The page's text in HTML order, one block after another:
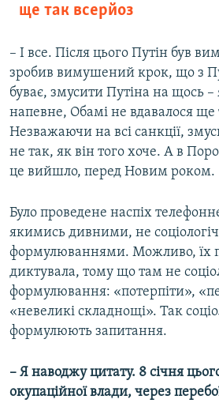
ще так всерйоз
– І все. Після цього Путін був
зробив вимушений крок, що з
буває, змусити Путіна на щось –
напевне, Обамі не вдавалося ще
Незважаючи на всі санкції,
не так, як він того хоче. А в
це вийшло, перед Новим роком.
Було проведене наспіх
якимись дивними, не
формулюваннями. Можливо, їх
диктувала, тому що там не
формулювання: «потерпіти»,
«невеликі складнощі». Так
формулюють запитання.
– Я наводжу цитату. 8 січня
окупаційної влади, через